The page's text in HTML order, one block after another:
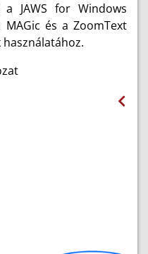
a JAWS for Windows
és a ZoomText